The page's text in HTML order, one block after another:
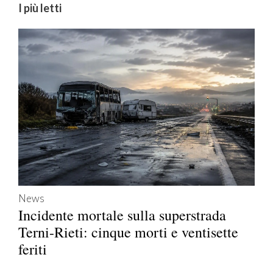
I più letti
News
Incidente mortale sulla superstrada
Terni-Rieti: cinque morti e ventisette
feriti